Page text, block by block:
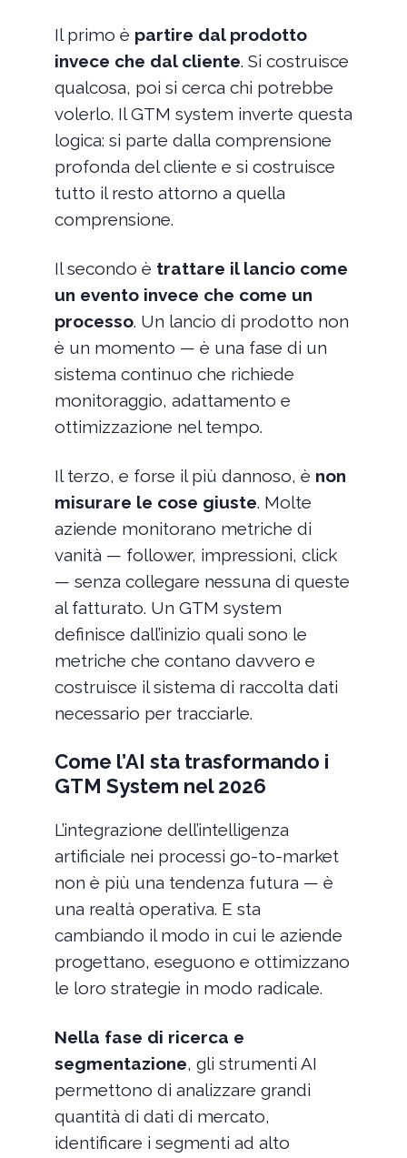
Il primo è partire dal prodotto
invece che dal cliente. Si costruisce
qualcosa, poi si cerca chi potrebbe
volerlo. Il GTM system inverte questa
logica: si parte dalla comprensione
profonda del cliente e si costruisce
tutto il resto attorno a quella
comprensione.
Il secondo è trattare il lancio come
un evento invece che come un
processo. Un lancio di prodotto non
è un momento — è una fase di un
sistema continuo che richiede
monitoraggio, adattamento e
ottimizzazione nel tempo.
Il terzo, e forse il più dannoso, è non
misurare le cose giuste. Molte
aziende monitorano metriche di
vanità — follower, impressioni, click
— senza collegare nessuna di queste
al fatturato. Un GTM system
definisce dall’inizio quali sono le
metriche che contano davvero e
costruisce il sistema di raccolta dati
necessario per tracciarle.
Come l’AI sta trasformando i
GTM System nel 2026
L’integrazione dell’intelligenza
artificiale nei processi go-to-market
non è più una tendenza futura — è
una realtà operativa. E sta
cambiando il modo in cui le aziende
progettano, eseguono e ottimizzano
le loro strategie in modo radicale.
Nella fase di ricerca e
segmentazione, gli strumenti AI
permettono di analizzare grandi
quantità di dati di mercato,
identificare i segmenti ad alto